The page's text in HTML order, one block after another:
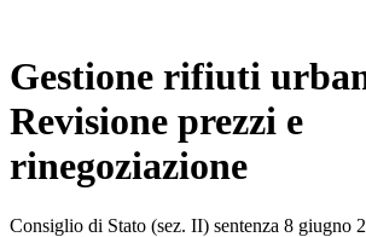
Gestione rifiuti
Revisione prezzi e
rinegoziazione
Consiglio di Stato (sez. II) sentenza 8 giugno